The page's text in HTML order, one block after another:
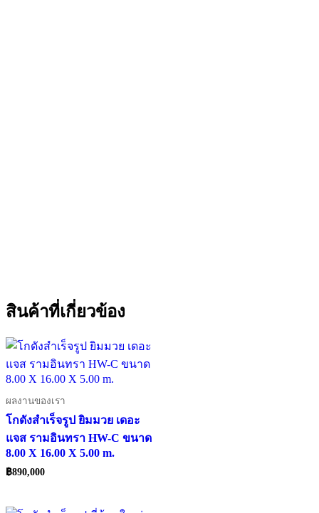
สินค้าที่เกี่ยวข้อง
ผลงานของเรา
โกดังสำเร็จรูป ยิมมวย เดอะ
แจส รามอินทรา HW-C ขนาด
8.00 X 16.00 X 5.00 m.
฿890,000